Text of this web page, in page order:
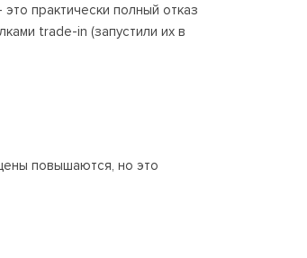
практически полный отказ
trade-in (запустили их в
повышаются, но это